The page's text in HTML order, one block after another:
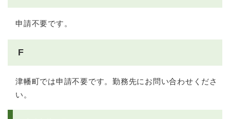
申請不要です。
F
津幡町では申請不要です。勤務先にお問い合わせくださ
い。